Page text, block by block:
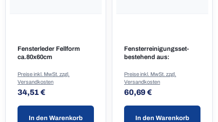
Fensterleder Fellform
ca.80x60cm
Regulärer Preis:
34,51 €
Preise inkl. MwSt. zzgl.
Versandkosten
In den Warenkorb
Fensterreinigungsset-
bestehend aus:
Regulärer Preis:
60,69 €
Preise inkl. MwSt. zzgl.
Versandkosten
In den Warenkorb